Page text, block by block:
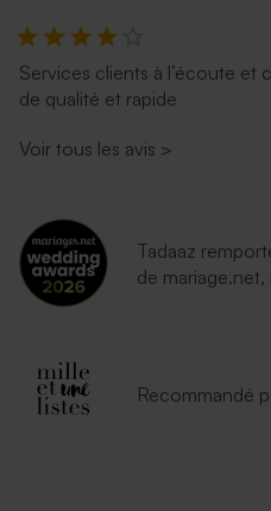
Services clients à l’écoute et
de qualité et rapide
Voir tous les avis >
Tadaaz
de
Recommandé